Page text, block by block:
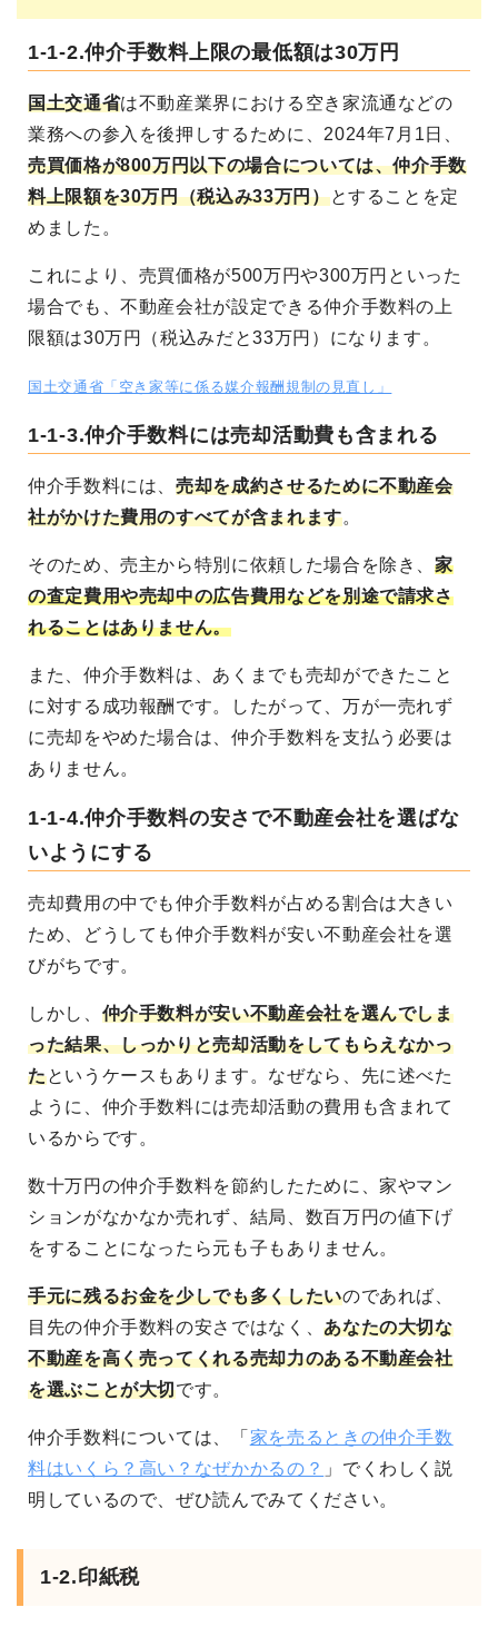
1-1-2.仲介手数料上限の最低額は30万円
国土交通省は不動産業界における空き家流通などの
業務への参入を後押しするために、2024年7月1日、
売買価格が800万円以下の場合については、仲介手数
料上限額を30万円（税込み33万円）とすることを定
めました。
これにより、売買価格が500万円や300万円といった
場合でも、不動産会社が設定できる仲介手数料の上
限額は30万円（税込みだと33万円）になります。
国土交通省「空き家等に係る媒介報酬規制の見直し」
1-1-3.仲介手数料には売却活動費も含まれる
仲介手数料には、売却を成約させるために不動産会
社がかけた費用のすべてが含まれます。
そのため、売主から特別に依頼した場合を除き、家
の査定費用や売却中の広告費用などを別途で請求さ
れることはありません。
また、仲介手数料は、あくまでも売却ができたこと
に対する成功報酬です。したがって、万が一売れず
に売却をやめた場合は、仲介手数料を支払う必要は
ありません。
1-1-4.仲介手数料の安さで不動産会社を選ばな
いようにする
売却費用の中でも仲介手数料が占める割合は大きい
ため、どうしても仲介手数料が安い不動産会社を選
びがちです。
しかし、 仲介手数料が安い不動産会社を選んでしま
った結果、しっかりと売却活動をしてもらえなかっ
たというケースもあります。なぜなら、先に述べた
ように、仲介手数料には売却活動の費用も含まれて
いるからです。
数十万円の仲介手数料を節約したために、家やマン
ションがなかなか売れず、結局、数百万円の値下げ
をすることになったら元も子もありません。
手元に残るお金を少しでも多くしたいのであれば、
目先の仲介手数料の安さではなく、あなたの大切な
不動産を高く売ってくれる売却力のある不動産会社
を選ぶことが大切です。
仲介手数料については、「 家を売るときの仲介手数
料はいくら？高い？なぜかかるの？ 」でくわしく説
明しているので、ぜひ読んでみてください。
1-2.印紙税